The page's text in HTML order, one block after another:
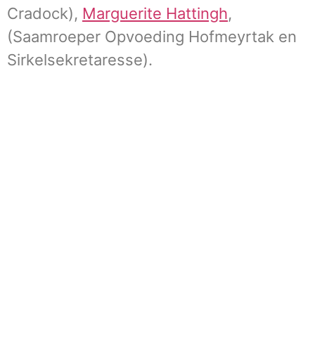
Cradock), Marguerite Hattingh,
(Saamroeper Opvoeding Hofmeyrtak en
Sirkelsekretaresse).